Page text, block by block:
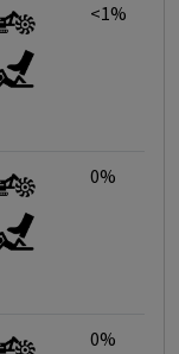
<1%
0%
0%